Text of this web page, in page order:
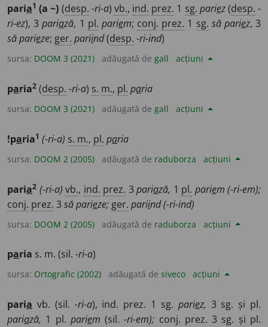
paria1 (a ~) (desp. -ri-a) vb., ind. prez. 1 sg. pariez(desp. -
ri-ez), 3pariază, 1 pl. pariem; conj. prez. 1 sg. să pariez, 3
să parieze; ger. pariind(desp. -ri-ind)
sursa: DOOM 3 (2021) adăugată de gall acțiuni
paria2 (desp. -ri-a) s. m., pl. paria
sursa: DOOM 3 (2021) adăugată de gall acțiuni
!paria1 (-ri-a) s. m., pl. paria
sursa: DOOM 2 (2005) adăugată de raduborza acțiuni
paria2 (-ri-a) vb., ind. prez. 3 pariază, 1 pl. pariem (-ri-em);
conj. prez. 3 săparieze; ger. pariind(-ri-ind)
sursa: DOOM 2 (2005) adăugată de raduborza acțiuni
paria s. m. (sil. -ri-a)
sursa: Ortografic (2002) adăugată de siveco acțiuni
paria vb. (sil. -ri-a), ind. prez. 1 sg. pariez, 3 sg. și pl.
pariază, 1 pl. pariem (sil.-ri-em); conj. prez. 3 sg. și pl.